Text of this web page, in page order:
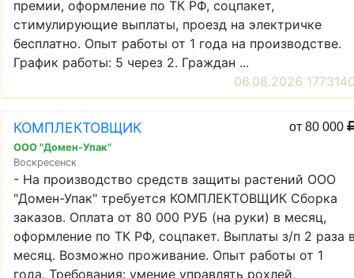
премии, оформление по ТК РФ, соцпакет,
стимулирующие выплаты, проезд на электричке
бесплатно. Опыт работы от 1 года на производстве.
График работы: 5 через 2. Граждан ...
06.08.2026
КОМПЛЕКТОВЩИК от 80 000
ООО "Домен-Упак"
Воскресенск
- На производство средств защиты растений ООО
"Домен-Упак" требуется КОМПЛЕКТОВЩИК Сборка
заказов. Оплата от 80 000 РУБ (на руки) в месяц,
оформление по ТК РФ, соцпакет. Выплаты з/п 2 раза
месяц. Возможно проживание. Опыт работы от 1
года. Требования: умение управлять рохлей,